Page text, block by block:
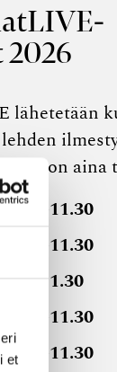
et
lähetetään
on aina
9.00–11.30
9.00–11.30
9.00–11.30